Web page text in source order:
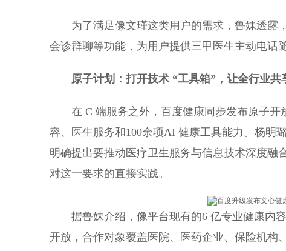
为了满足像文瑾这类用户的需求，鲁妹透露
会诊群聊等功能，为用户提供三甲医生主动电话
原子计划：打开技术 “工具箱”，让全行业共
在 C 端服务之外，百度健康同步发布原子
容、医生服务和100余项AI 健康工具能力。杨明
明确提出要推动医疗卫生服务与信息技术深度融
对这一要求的直接实践。
据鲁妹介绍，像平台现有的6 亿专业健康内
开放，合作对象覆盖医院、医药企业、保险机构